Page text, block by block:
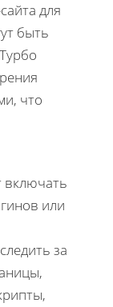
для
быть
что
включать
или
за